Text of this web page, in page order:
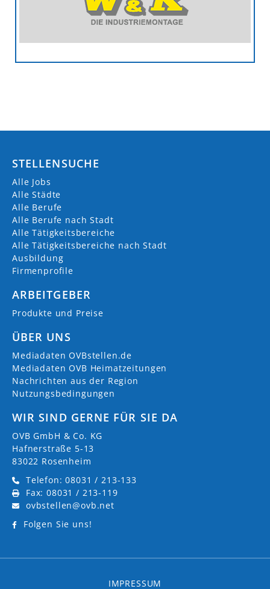
STELLENSUCHE
Alle Jobs
Alle Städte
Alle Berufe
Alle Berufe nach Stadt
Alle Tätigkeitsbereiche
Alle Tätigkeitsbereiche nach Stadt
Ausbildung
Firmenprofile
ARBEITGEBER
Produkte und Preise
ÜBER UNS
Mediadaten OVBstellen.de
Mediadaten OVB Heimatzeitungen
Nachrichten aus der Region
Nutzungsbedingungen
WIR SIND GERNE FÜR SIE DA
OVB GmbH & Co. KG
Hafnerstraße 5-13
83022 Rosenheim
Telefon: 08031 / 213-133
Fax: 08031 / 213-119
ovbstellen@ovb.net
Folgen Sie uns!
IMPRESSUM